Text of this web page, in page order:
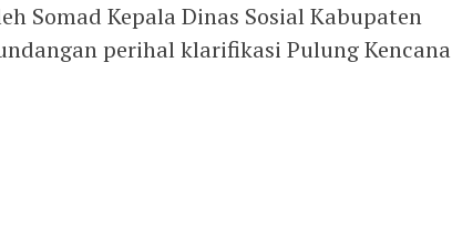
Somad Kepala Dinas Sosial Kabupaten
perihal klarifikasi Pulung Kencana